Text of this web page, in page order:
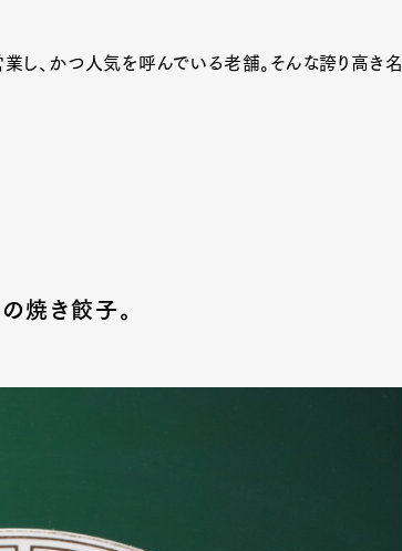
、かつ人気を呼んでいる老舗。そんな誇り高き名
焼き餃子。